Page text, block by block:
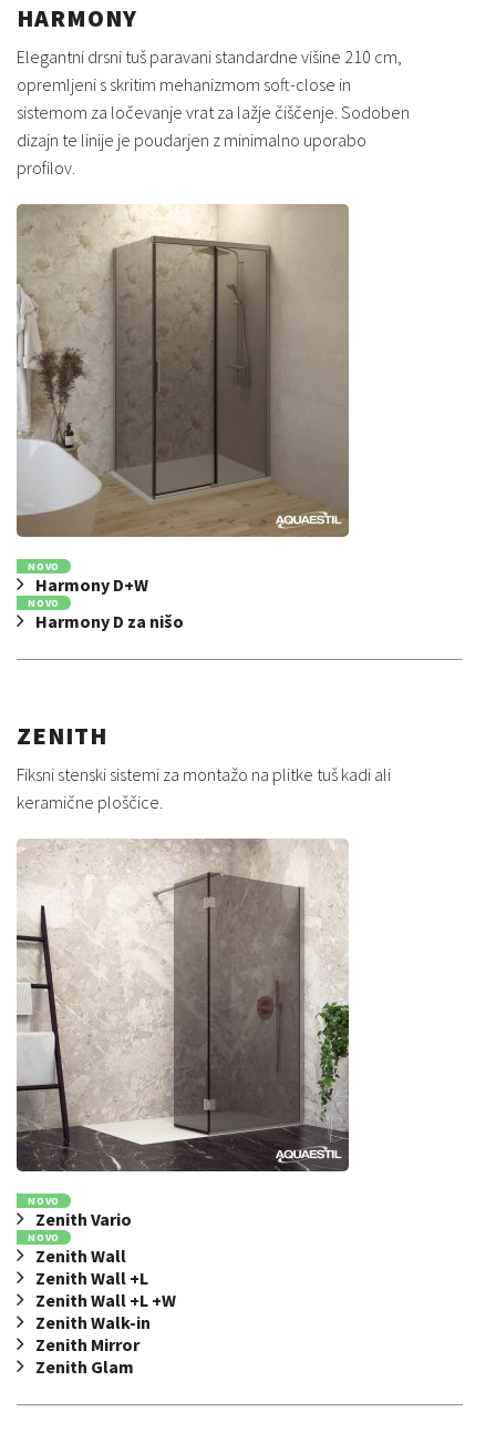
HARMONY
Elegantni drsni tuš paravani standardne višine 210 cm,
opremljeni s skritim mehanizmom soft-close in
sistemom za ločevanje vrat za lažje čiščenje. Sodoben
dizajn te linije je poudarjen z minimalno uporabo
profilov.
NOVO
Harmony D+W
NOVO
Harmony D za nišo
ZENITH
Fiksni stenski sistemi za montažo na plitke tuš kadi ali
keramične ploščice.
NOVO
Zenith Vario
NOVO
Zenith Wall
Zenith Wall +L
Zenith Wall +L +W
Zenith Walk-in
Zenith Mirror
Zenith Glam